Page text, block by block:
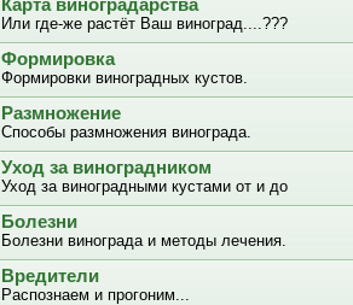
Карта виноградарства
Или где-же растёт Ваш виноград....???
Формировка
Формировки виноградных кустов.
Размножение
Способы размножения винограда.
Уход за виноградником
Уход за виноградными кустами от и до
Болезни
Болезни винограда и методы лечения.
Вредители
Распознаем и прогоним...